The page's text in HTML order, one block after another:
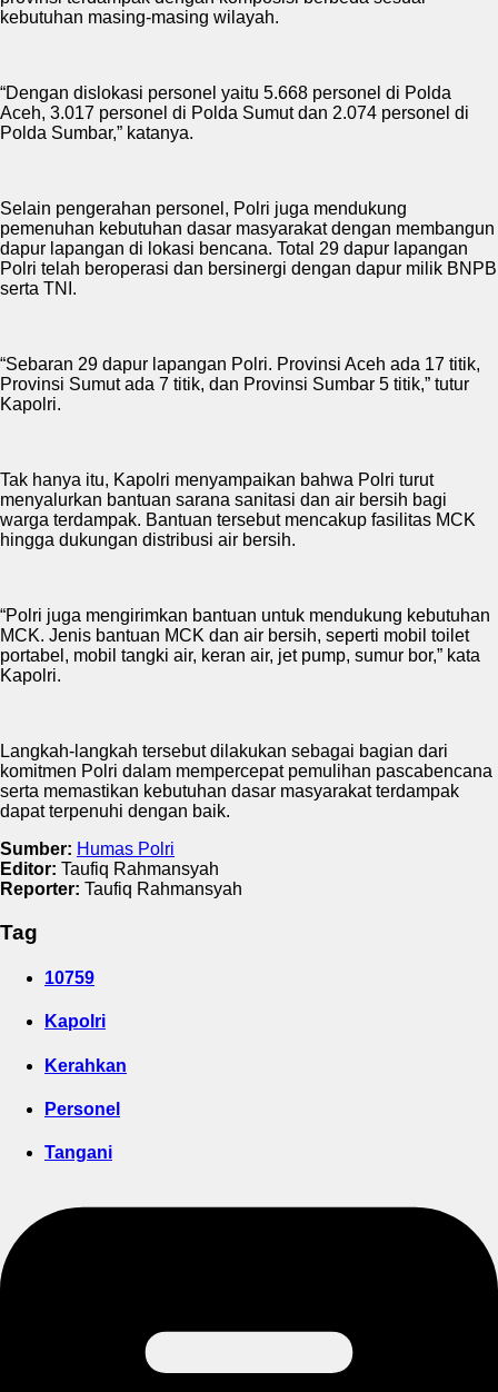
kebutuhan masing-masing wilayah.
“Dengan dislokasi personel yaitu 5.668 personel di Polda
Aceh, 3.017 personel di Polda Sumut dan 2.074 personel di
Polda Sumbar,” katanya.
Selain pengerahan personel, Polri juga mendukung
pemenuhan kebutuhan dasar masyarakat dengan membangun
dapur lapangan di lokasi bencana. Total 29 dapur lapangan
Polri telah beroperasi dan bersinergi dengan dapur milik BNPB
serta TNI.
“Sebaran 29 dapur lapangan Polri. Provinsi Aceh ada 17 titik,
Provinsi Sumut ada 7 titik, dan Provinsi Sumbar 5 titik,” tutur
Kapolri.
Tak hanya itu, Kapolri menyampaikan bahwa Polri turut
menyalurkan bantuan sarana sanitasi dan air bersih bagi
warga terdampak. Bantuan tersebut mencakup fasilitas MCK
hingga dukungan distribusi air bersih.
“Polri juga mengirimkan bantuan untuk mendukung kebutuhan
MCK. Jenis bantuan MCK dan air bersih, seperti mobil toilet
portabel, mobil tangki air, keran air, jet pump, sumur bor,” kata
Kapolri.
Langkah-langkah tersebut dilakukan sebagai bagian dari
komitmen Polri dalam mempercepat pemulihan pascabencana
serta memastikan kebutuhan dasar masyarakat terdampak
dapat terpenuhi dengan baik.
Sumber: Humas Polri
Editor: Taufiq Rahmansyah
Reporter: Taufiq Rahmansyah
Tag
10759
Kapolri
Kerahkan
Personel
Tangani